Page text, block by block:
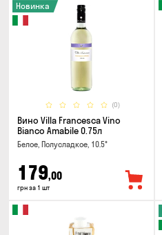
(0)
Новинка
Вино Villa Francesca Vino
Bianco Amabile 0.75л
Белое, Полусладкое, 10.5°
179,00
грн за 1 шт